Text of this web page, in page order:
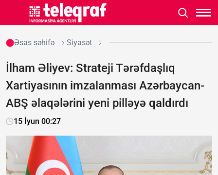
Əsas səhifə Siyasət
İlham Əliyev: Strateji Tərəfdaşlıq
Xartiyasının imzalanması Azərbaycan-
ABŞ əlaqələrini yeni pilləyə qaldırdı
15 İyun 00:27